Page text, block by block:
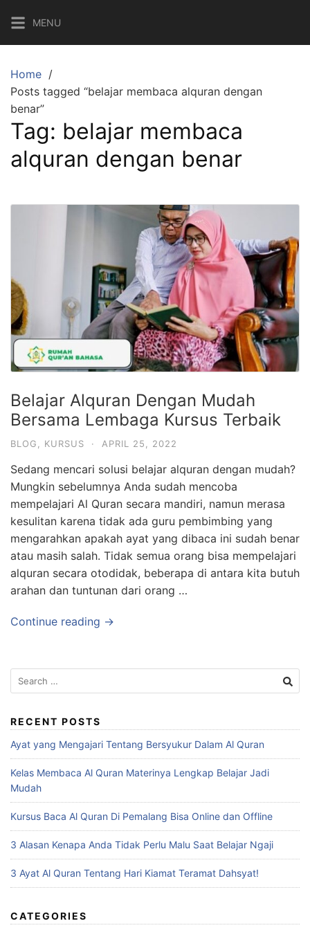
content
MENU
Home
Posts tagged “belajar membaca alquran dengan
benar”
Tag: belajar membaca
alquran dengan benar
Belajar Alquran Dengan Mudah
Bersama Lembaga Kursus Terbaik
BLOG KURSUS · APRIL 25, 2022
Sedang mencari solusi belajar alquran dengan mudah?
Mungkin sebelumnya Anda sudah mencoba
mempelajari Al Quran secara mandiri, namun merasa
kesulitan karena tidak ada guru pembimbing yang
mengarahkan apakah ayat yang dibaca ini sudah benar
atau masih salah. Tidak semua orang bisa mempelajari
alquran secara otodidak, beberapa di antara kita butuh
arahan dan tuntunan dari orang …
Continue reading →
Search
for:
RECENT POSTS
Ayat yang Mengajari Tentang Bersyukur Dalam Al Quran
Kelas Membaca Al Quran Materinya Lengkap Belajar Jadi
Mudah
Kursus Baca Al Quran Di Pemalang Bisa Online dan Offline
3 Alasan Kenapa Anda Tidak Perlu Malu Saat Belajar Ngaji
3 Ayat Al Quran Tentang Hari Kiamat Teramat Dahsyat!
CATEGORIES